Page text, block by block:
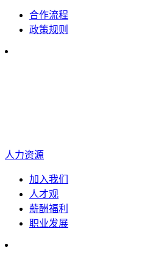
合作流程
政策规则
人力资源
加入我们
人才观
薪酬福利
职业发展